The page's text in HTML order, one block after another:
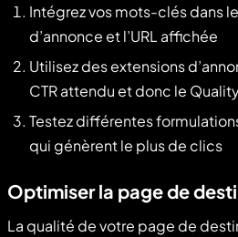
Intégrez vos mots-clés dans
d’annonce et l’URL affichée
Utilisez des extensions
CTR attendu et donc le
Testez différentes
qui génèrent le plus de clics
Optimiser la page de
La qualité de votre page de